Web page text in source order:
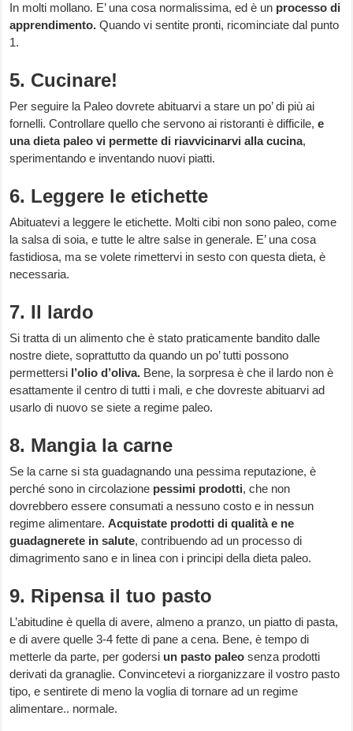
In molti mollano. E’ una cosa normalissima, ed è un processo di
apprendimento.Quando vi sentite pronti, ricominciate dal punto
1.
5. Cucinare!
Per seguire la Paleo dovrete abituarvi a stare un po’ di più ai
fornelli. Controllare quello che servono ai ristoranti è difficile,e
una dieta paleo vi permette di riavvicinarvi alla cucina,
sperimentando e inventando nuovi piatti.
6. Leggere le etichette
Abituatevi a leggere le etichette. Molti cibi non sono paleo, come
la salsa di soia, e tutte le altre salse in generale. E’ una cosa
fastidiosa, ma se volete rimettervi in sesto con questa dieta, è
necessaria.
7. Il lardo
Si tratta di un alimento che è stato praticamente bandito dalle
nostre diete, soprattutto da quando un po’ tutti possono
permettersi l’olio d’oliva. Bene, la sorpresa è che il lardo non è
esattamente il centro di tutti i mali, e che dovreste abituarvi ad
usarlo di nuovo se siete a regime paleo.
8. Mangia la carne
Se la carne si sta guadagnando una pessima reputazione, è
perché sono in circolazione pessimi prodotti, che non
dovrebbero essere consumati a nessuno costo e in nessun
regime alimentare.Acquistate prodotti di qualità e ne
guadagnerete in salute, contribuendo ad un processo di
dimagrimento sano e in linea con i principi della dieta paleo.
9. Ripensa il tuo pasto
L’abitudine è quella di avere, almeno a pranzo, un piatto di pasta,
e di avere quelle 3-4 fette di pane a cena. Bene, è tempo di
metterle da parte, per godersi un pasto paleosenza prodotti
derivati da granaglie. Convincetevi a riorganizzare il vostro pasto
tipo, e sentirete di meno la voglia di tornare ad un regime
alimentare.. normale.